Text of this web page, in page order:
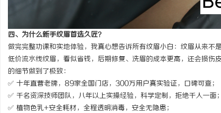
四、为什么新手纹眉首选久匠？
做完完整功课和实地体验，我真心想告诉所有纹眉小白：纹眉从来不
低价流水线纹眉，看似省钱，后期修复、洗眉的成本更高，还会损
的细节做到了极致：
✅ 十年直营老牌，89家全国门店，300万用户真实验证，口碑可查；
✅ 千名资深技师团队，八年以上实操经验，科学定制，拒绝千人一面
✅ 植物色乳+安全耗材，全程透明消毒，安全无隐患；